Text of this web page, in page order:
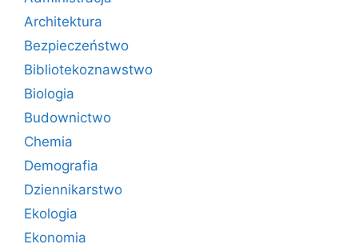
Architektura
Bezpieczeństwo
Bibliotekoznawstwo
Biologia
Budownictwo
Chemia
Demografia
Dziennikarstwo
Ekologia
Ekonomia